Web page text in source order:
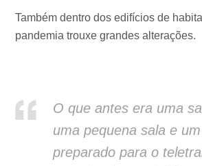
Também dentro dos edifícios de
pandemia trouxe grandes alterações.
O que antes era uma
uma pequena sala e
preparado para o